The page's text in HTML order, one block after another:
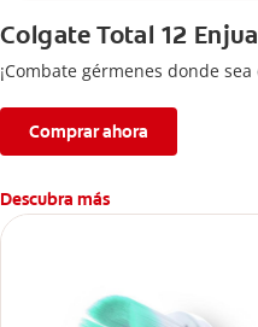
Colgate Total 12
¡Combate gérmenes donde
Comprar ahora
Descubra más